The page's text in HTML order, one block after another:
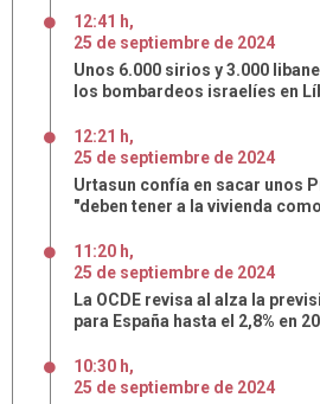
12:41 h,
25 de septiembre de 2024
Unos 6.000 sirios y 3.000
los bombardeos israelíes en
12:21 h,
25 de septiembre de 2024
Urtasun confía en sacar unos
"deben tener a la vivienda
11:20 h,
25 de septiembre de 2024
La OCDE revisa al alza la
para España hasta el 2,8% en
10:30 h,
25 de septiembre de 2024